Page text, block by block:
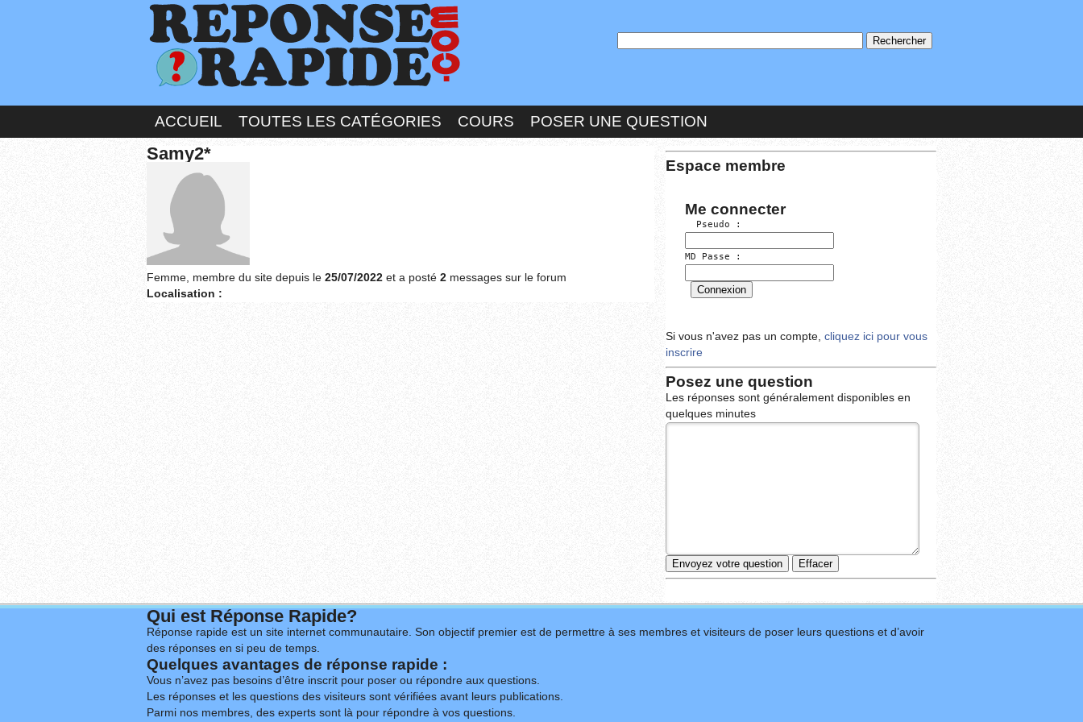
ACCUEIL TOUTES LES CATÉGORIES COURS POSER UNE QUESTION
Samy2*
Femme, membre du site depuis le 25/07/2022 et a posté 2 messages sur le forum
Localisation :
Espace membre
Me connecter
  Pseudo :
MD Passe :
Si vous n'avez pas un compte, cliquez ici pour vous
inscrire
Posez une question
Les réponses sont généralement disponibles en
quelques minutes
Qui est Réponse Rapide?
Réponse rapide est un site internet communautaire. Son objectif premier est de permettre à ses membres et visiteurs de poser leurs questions et d’avoir
des réponses en si peu de temps.
Quelques avantages de réponse rapide :
Vous n’avez pas besoins d’être inscrit pour poser ou répondre aux questions.
Les réponses et les questions des visiteurs sont vérifiées avant leurs publications.
Parmi nos membres, des experts sont là pour répondre à vos questions.